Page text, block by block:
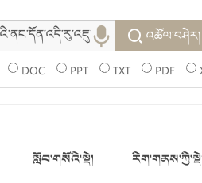
འཚོལ་བཤེར།
DOC PPT TXT PDF
སློབ་གསོའི་སྡེ།